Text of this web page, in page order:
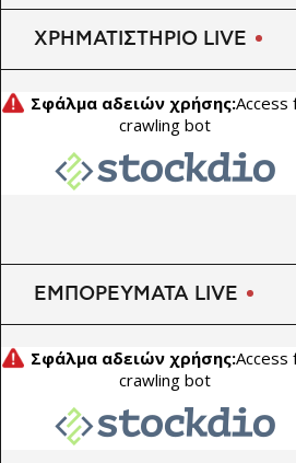
ΕΠΙΚΑΙΡΟΤΗΤΑ
5G παντού, 6G στον ορίζοντα:
μεγάλη τεχνολογική
ΧΡΗΜΑΤΙΣΤΗΡΙΟ LIVE
ΕΜΠΟΡΕΥΜΑΤΑ LIVE